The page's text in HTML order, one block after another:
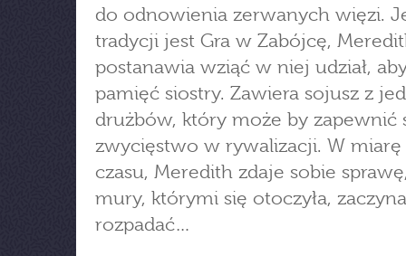
do odnowienia zerwanych więzi.
tradycji jest Gra w Zabójcę,
postanawia wziąć w niej udział,
pamięć siostry. Zawiera sojusz z
drużbów, który może by zapewnić
zwycięstwo w rywalizacji. W miarę
czasu, Meredith zdaje sobie
mury, którymi się otoczyła,
rozpadać…